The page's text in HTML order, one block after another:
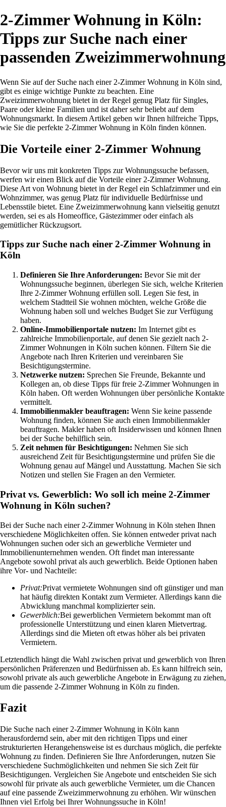
2-Zimmer Wohnung in Köln:
Tipps zur Suche nach einer
passenden Zweizimmerwohnung
Wenn Sie auf der Suche nach einer 2-Zimmer Wohnung in Köln sind,
gibt es einige wichtige Punkte zu beachten. Eine
Zweizimmerwohnung bietet in der Regel genug Platz für Singles,
Paare oder kleine Familien und ist daher sehr beliebt auf dem
Wohnungsmarkt. In diesem Artikel geben wir Ihnen hilfreiche Tipps,
wie Sie die perfekte 2-Zimmer Wohnung in Köln finden können.
Die Vorteile einer 2-Zimmer Wohnung
Bevor wir uns mit konkreten Tipps zur Wohnungssuche befassen,
werfen wir einen Blick auf die Vorteile einer 2-Zimmer Wohnung.
Diese Art von Wohnung bietet in der Regel ein Schlafzimmer und ein
Wohnzimmer, was genug Platz für individuelle Bedürfnisse und
Lebensstile bietet. Eine Zweizimmerwohnung kann vielseitig genutzt
werden, sei es als Homeoffice, Gästezimmer oder einfach als
gemütlicher Rückzugsort.
Tipps zur Suche nach einer 2-Zimmer Wohnung in
Köln
Definieren Sie Ihre Anforderungen: Bevor Sie mit der
Wohnungssuche beginnen, überlegen Sie sich, welche Kriterien
Ihre 2-Zimmer Wohnung erfüllen soll. Legen Sie fest, in
welchem Stadtteil Sie wohnen möchten, welche Größe die
Wohnung haben soll und welches Budget Sie zur Verfügung
haben.
Online-Immobilienportale nutzen: Im Internet gibt es
zahlreiche Immobilienportale, auf denen Sie gezielt nach 2-
Zimmer Wohnungen in Köln suchen können. Filtern Sie die
Angebote nach Ihren Kriterien und vereinbaren Sie
Besichtigungstermine.
Netzwerke nutzen: Sprechen Sie Freunde, Bekannte und
Kollegen an, ob diese Tipps für freie 2-Zimmer Wohnungen in
Köln haben. Oft werden Wohnungen über persönliche Kontakte
vermittelt.
Immobilienmakler beauftragen: Wenn Sie keine passende
Wohnung finden, können Sie auch einen Immobilienmakler
beauftragen. Makler haben oft Insiderwissen und können Ihnen
bei der Suche behilflich sein.
Zeit nehmen für Besichtigungen: Nehmen Sie sich
ausreichend Zeit für Besichtigungstermine und prüfen Sie die
Wohnung genau auf Mängel und Ausstattung. Machen Sie sich
Notizen und stellen Sie Fragen an den Vermieter.
Privat vs. Gewerblich: Wo soll ich meine 2-Zimmer
Wohnung in Köln suchen?
Bei der Suche nach einer 2-Zimmer Wohnung in Köln stehen Ihnen
verschiedene Möglichkeiten offen. Sie können entweder privat nach
Wohnungen suchen oder sich an gewerbliche Vermieter und
Immobilienunternehmen wenden. Oft findet man interessante
Angebote sowohl privat als auch gewerblich. Beide Optionen haben
ihre Vor- und Nachteile:
Privat:Privat vermietete Wohnungen sind oft günstiger und man
hat häufig direkten Kontakt zum Vermieter. Allerdings kann die
Abwicklung manchmal komplizierter sein.
Gewerblich:Bei gewerblichen Vermietern bekommt man oft
professionelle Unterstützung und einen klaren Mietvertrag.
Allerdings sind die Mieten oft etwas höher als bei privaten
Vermietern.
Letztendlich hängt die Wahl zwischen privat und gewerblich von Ihren
persönlichen Präferenzen und Bedürfnissen ab. Es kann hilfreich sein,
sowohl private als auch gewerbliche Angebote in Erwägung zu ziehen,
um die passende 2-Zimmer Wohnung in Köln zu finden.
Fazit
Die Suche nach einer 2-Zimmer Wohnung in Köln kann
herausfordernd sein, aber mit den richtigen Tipps und einer
strukturierten Herangehensweise ist es durchaus möglich, die perfekte
Wohnung zu finden. Definieren Sie Ihre Anforderungen, nutzen Sie
verschiedene Suchmöglichkeiten und nehmen Sie sich Zeit für
Besichtigungen. Vergleichen Sie Angebote und entscheiden Sie sich
sowohl für private als auch gewerbliche Vermieter, um die Chancen
auf eine passende Zweizimmerwohnung zu erhöhen. Wir wünschen
Ihnen viel Erfolg bei Ihrer Wohnungssuche in Köln!